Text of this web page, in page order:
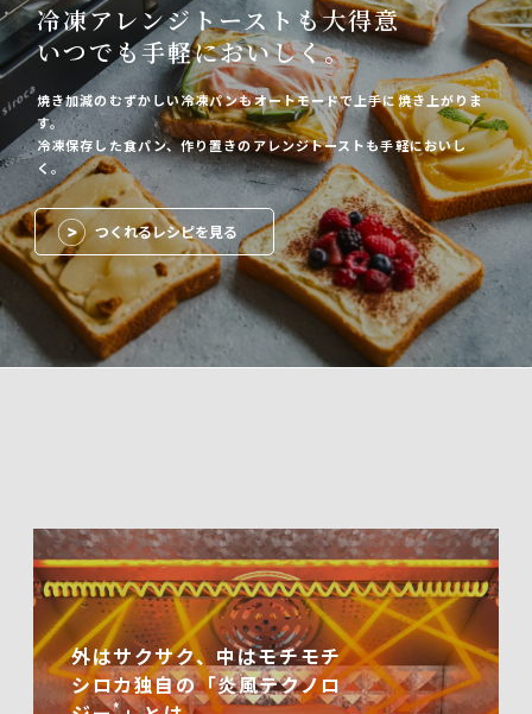
冷凍アレンジトーストも大得意
いつでも手軽においしく。
焼き加減のむずかしい冷凍パンもオートモードで上手に焼き上がりま
す。
冷凍保存した食パン、作り置きのアレンジトーストも手軽においし
く。
つくれるレシピを見る
外はサクサク、中はモチモチ
シロカ独自の「炎風テクノロ
*